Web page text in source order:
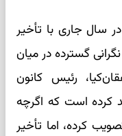
سال جاری با تأخیر
گسترده در میان
رئیس کانون
کرده است که اگرچه
کرده، اما تأخیر